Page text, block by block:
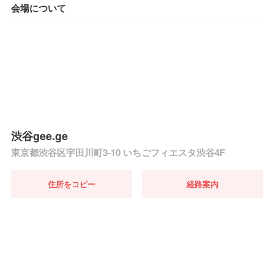
会場について
渋谷gee.ge
東京都渋谷区宇田川町3-10 いちごフィエスタ渋谷4F
住所をコピー 経路案内